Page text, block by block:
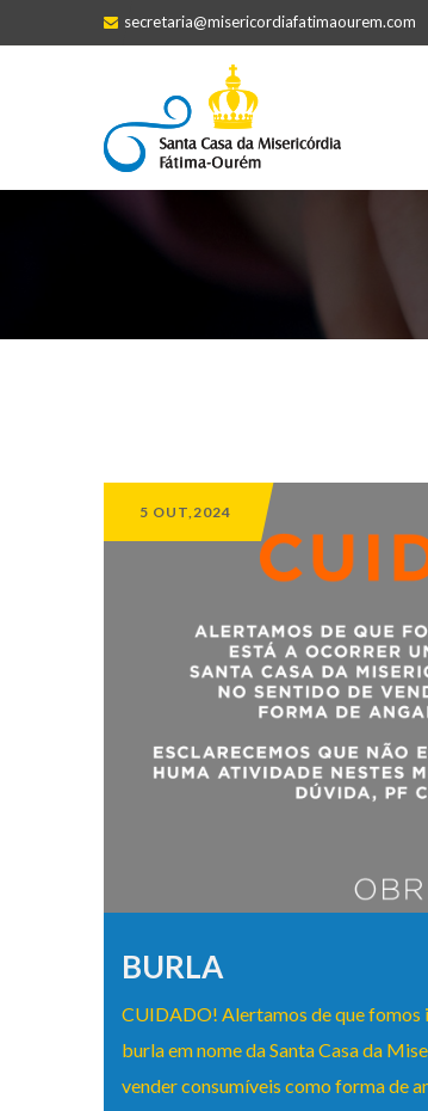
secretaria@misericordiafatimaourem.com
5 OUT,2024
BURLA
CUIDADO! Alertamos de que fomos
burla em nome da Santa Casa da
vender consumíveis como forma de